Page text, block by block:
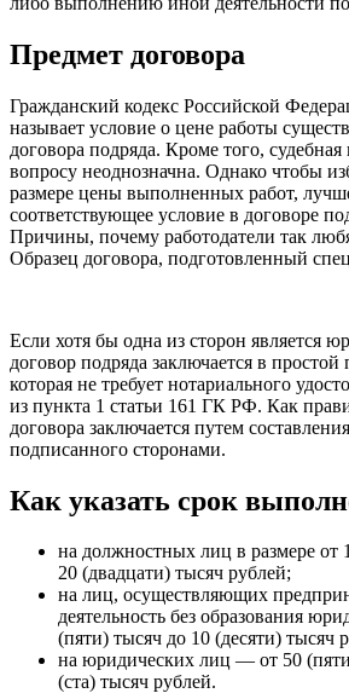
Предмет договора
Гражданский кодекс Российской
называет условие о цене работы
договора подряда. Кроме того,
вопросу неоднозначна. Однако чтобы
размере цены выполненных работ,
соответствующее условие в договоре
Причины, почему работодатели так
Образец договора, подготовленный
Если хотя бы одна из сторон является
договор подряда заключается в
которая не требует нотариального
из пункта 1 статьи 161 ГК РФ. Как
договора заключается путем
подписанного сторонами.
Как указать срок
на должностных лиц в размере от
20 (двадцати) тысяч рублей;
на лиц, осуществляющих
деятельность без образования
(пяти) тысяч до 10 (десяти) тысяч
на юридических лиц — от 50
(ста) тысяч рублей.